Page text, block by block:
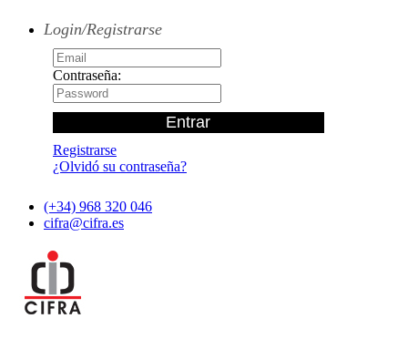
Login/Registrarse
Contraseña:
Registrarse
¿Olvidó su contraseña?
(+34) 968 320 046
cifra@cifra.es